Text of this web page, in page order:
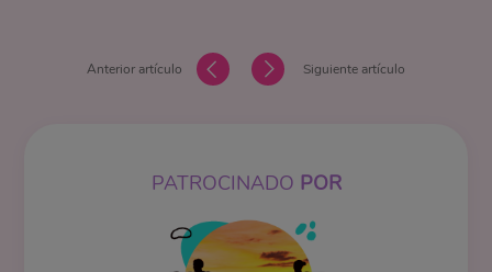
Anterior artículo Siguiente artículo
PATROCINADO POR